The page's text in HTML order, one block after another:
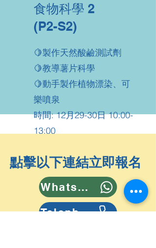
食物科學 2
(P2-S2)
🍋製作天然酸鹼測試劑
🍋教導薯片科學
🍋動手製作植物漂染、可
樂噴泉
時間: 12月29-30日 10:00-
13:00
點擊以下連結立即報名
Whatsapp
Telephone